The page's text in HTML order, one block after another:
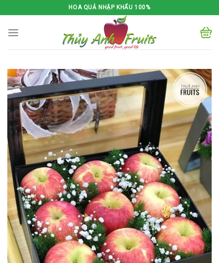
to
content
HOA QUẢ NHẬP KHẨU 100%